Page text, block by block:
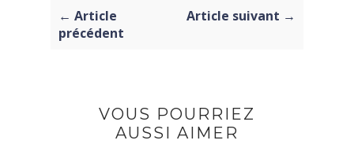
← Article
précédent
Article suivant →
VOUS POURRIEZ
AUSSI AIMER